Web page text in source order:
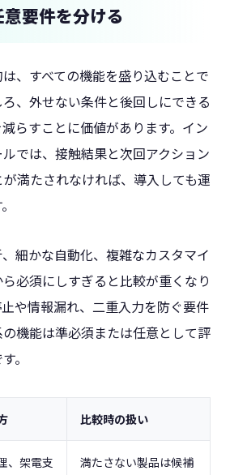
要件を分ける
、すべての機能を盛り込むことで
、外せない条件と後回しにできる
らすことに価値があります。イン
では、接触結果と次回アクション
満たされなければ、導入しても運
細かな自動化、複雑なカスタマイ
必須にしすぎると比較が重くなり
や情報漏れ、二重入力を防ぐ要件
機能は準必須または任意として評
。
比較時の扱い
、架電支
満たさない製品は候補